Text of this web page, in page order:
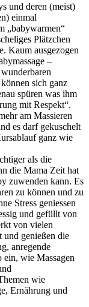
und deren (meist)
einmal
„babywarmen“
Plätzchen
Kaum ausgezogen
–
sich ganz
spüren was ihm
mit Respekt“.
am Massieren
es darf gekuschelt
ganz wie
als die
die Mama Zeit hat
zuwenden kann. Es
zu können und zu
Stress geniessen
und gefüllt von
von vielen
genießen die
anregende
ein, wie Massagen
wie
Ernährung und